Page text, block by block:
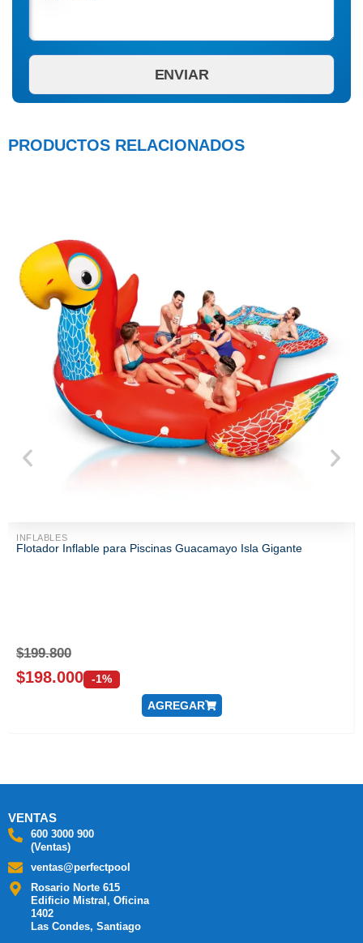
PRODUCTOS RELACIONADOS
INFLABLES
Flotador Inflable para Piscinas Guacamayo Isla Gigante
$199.800
$198.000 -1%
AGREGAR
VENTAS
600 3000 900
(Ventas)
ventas@perfectpool
Rosario Norte 615
Edificio Mistral, Oficina
1402
Las Condes, Santiago